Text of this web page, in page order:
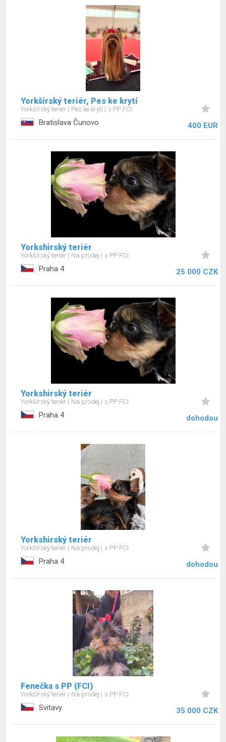
Yorkšírský teriér, Pes ke krytí
Yorkšírský teriér Pes ke krytí s PP FCI
Bratislava Čunovo 400 EUR
Yorkshirský teriér
Yorkšírský teriér Na prodej s PP FCI
Praha 4 25 000 CZK
Yorkshirský teriér
Yorkšírský teriér Na prodej s PP FCI
Praha 4 dohodou
Yorkshirský teriér
Yorkšírský teriér Na prodej s PP FCI
Praha 4 dohodou
Fenečka s PP (FCI)
Yorkšírský teriér Na prodej s PP FCI
Svitavy 35 000 CZK